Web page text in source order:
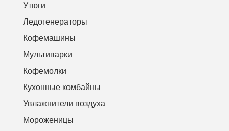
Утюги
Ледогенераторы
Кофемашины
Мультиварки
Кофемолки
Кухонные комбайны
Увлажнители воздуха
Мороженицы